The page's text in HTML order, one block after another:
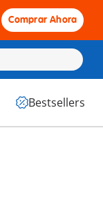
Comprar Ahora
Bestsellers